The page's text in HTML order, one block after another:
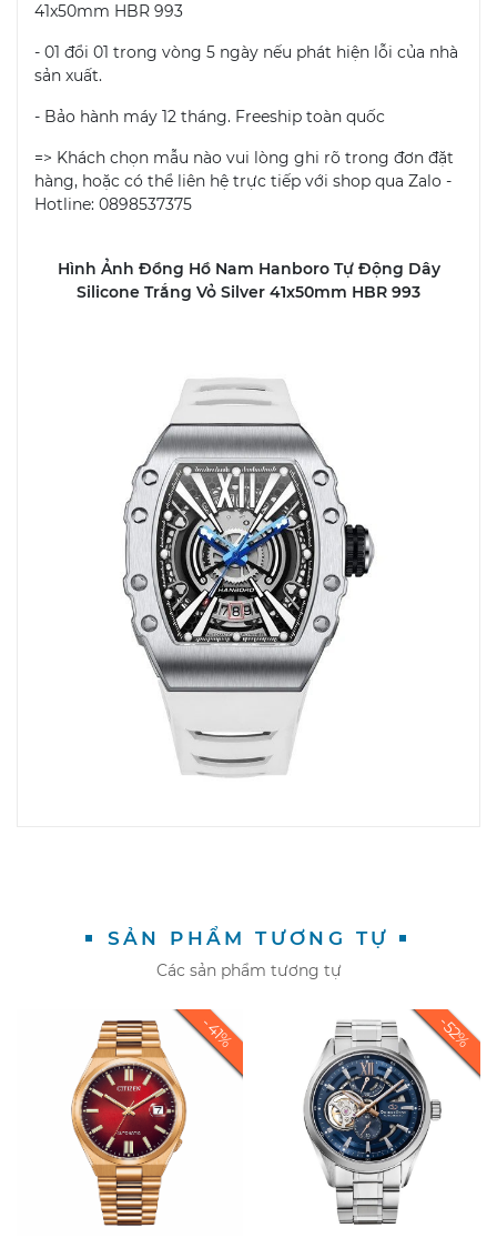
41x50mm HBR 993
- 01 đổi 01 trong vòng 5 ngày nếu phát hiện lỗi của nhà
sản xuất.
- Bảo hành máy 12 tháng. Freeship toàn quốc
=> Khách chọn mẫu nào vui lòng ghi rõ trong đơn đặt
hàng, hoặc có thể liên hệ trực tiếp với shop qua Zalo -
Hotline: 0898537375
Hình Ảnh Đồng Hồ Nam Hanboro Tự Động Dây
Silicone Trắng Vỏ Silver 41x50mm HBR 993
SẢN PHẨM TƯƠNG TỰ
Các sản phẩm tương tự